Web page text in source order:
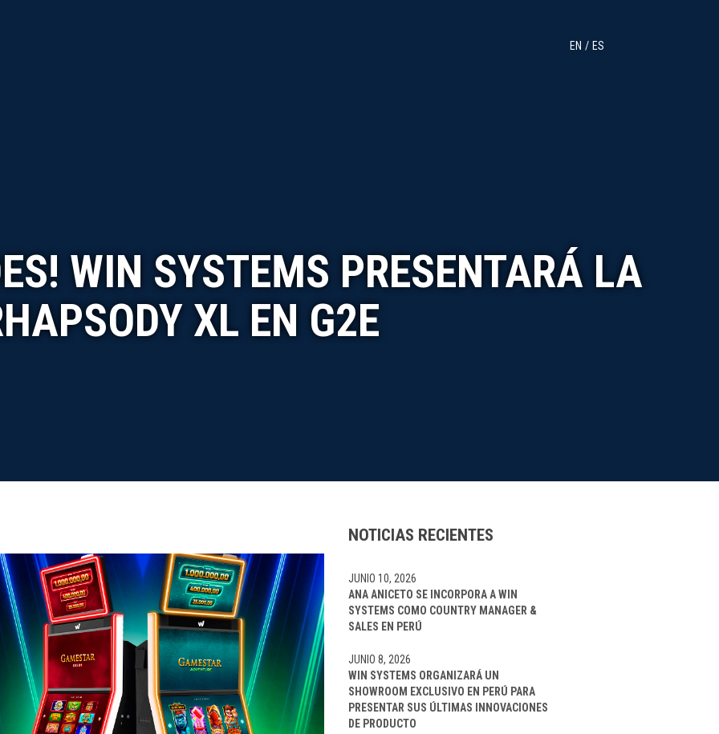
EN ES
WIN SYSTEMS PRESENTARÁ LA
XL EN G2E
NOTICIAS RECIENTES
ANA ANICETO SE INCORPORA A WIN
SYSTEMS COMO COUNTRY MANAGER &
SALES EN PERÚ
JUNIO 10, 2026
WIN SYSTEMS ORGANIZARÁ UN
SHOWROOM EXCLUSIVO EN PERÚ PARA
PRESENTAR SUS ÚLTIMAS INNOVACIONES
DE PRODUCTO
JUNIO 8, 2026